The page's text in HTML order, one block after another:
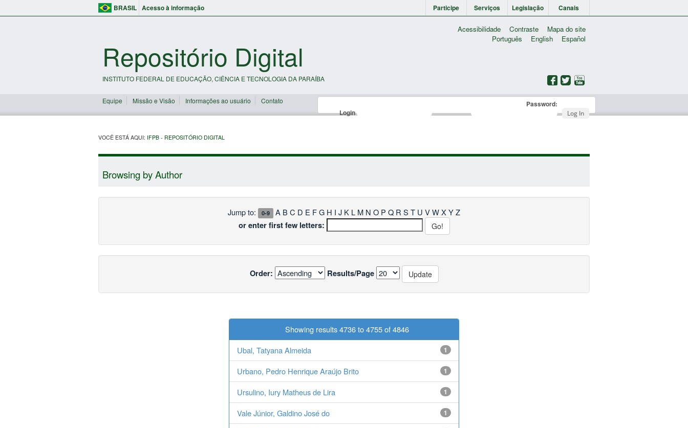
BRASIL Acesso à informação Participe Serviços Legislação Canais
Acessibilidade Contraste
Mapa do site
Português
English Español
Repositório Digital
INSTITUTO FEDERAL DE EDUCAÇÃO, CIÊNCIA E TECNOLOGIA DA PARAÍBA
Equipe Missão e Visão Informações ao usuário Contato
Login
Password:
Log In
VOCÊ ESTÁ AQUI: IFPB - REPOSITÓRIO DIGITAL
Browsing by Author
Jump to: 0-9 A B C D E F G H I J K L M N O P Q R S T U V W X Y Z
or enter first few letters:
Order: Results/Page
Showing results 4736 to 4755 of 4846
Ubal, Tatyana Almeida
1
Urbano, Pedro Henrique Araújo Brito 1
Ursulino, Iury Matheus de Lira 1
Vale Júnior, Galdino José do 1